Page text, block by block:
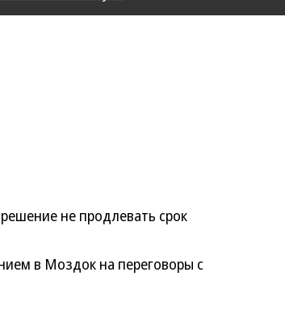
не продлевать срок
в Моздок на переговоры с